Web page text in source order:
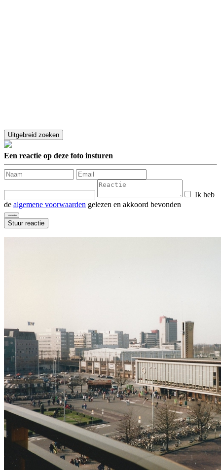
Een reactie op deze foto insturen
Ik heb
de algemene voorwaarden gelezen en akkoord bevonden